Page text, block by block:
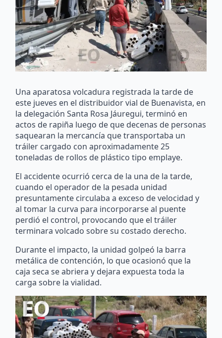
Una aparatosa volcadura registrada la tarde de
este jueves en el distribuidor vial de Buenavista, en
la delegación Santa Rosa Jáuregui, terminó en
actos de rapiña luego de que decenas de personas
saquearan la mercancía que transportaba un
tráiler cargado con aproximadamente 25
toneladas de rollos de plástico tipo emplaye.
El accidente ocurrió cerca de la una de la tarde,
cuando el operador de la pesada unidad
presuntamente circulaba a exceso de velocidad y
al tomar la curva para incorporarse al puente
perdió el control, provocando que el tráiler
terminara volcado sobre su costado derecho.
Durante el impacto, la unidad golpeó la barra
metálica de contención, lo que ocasionó que la
caja seca se abriera y dejara expuesta toda la
carga sobre la vialidad.